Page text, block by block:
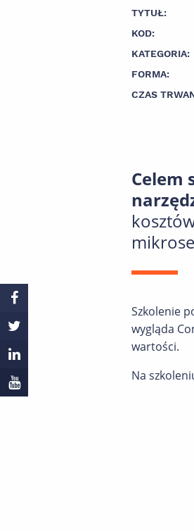
TYTUŁ:
KOD:
KATEGORIA:
FORMA:
CZAS
Celem
Szkolenie
wygląda
wartości.
Na